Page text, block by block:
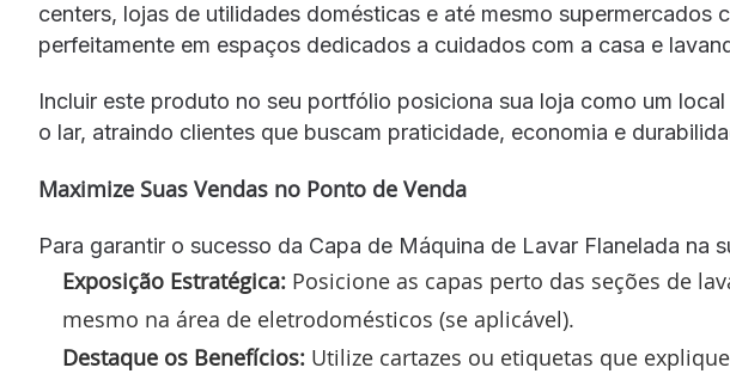
centers, lojas de utilidades domésticas e até mesmo supermercados
perfeitamente em espaços dedicados a cuidados com a casa e
Incluir este produto no seu portfólio posiciona sua loja como um
o lar, atraindo clientes que buscam praticidade, economia e
Maximize Suas Vendas no Ponto de Venda
Para garantir o sucesso da Capa de Máquina de Lavar Flanelada na
Exposição Estratégica: Posicione as capas perto das seções de
mesmo na área de eletrodomésticos (se aplicável).
Destaque os Benefícios: Utilize cartazes ou etiquetas que